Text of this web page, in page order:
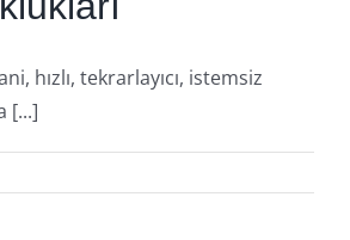
hızlı, tekrarlayıcı, istemsiz
[...]